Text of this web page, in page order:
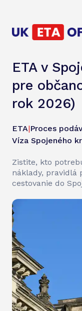
ETA v
pre
rok 2026)
ETA|Proces
Víza Spojeného
Zistite, kto
náklady, pravidlá
cestovanie do